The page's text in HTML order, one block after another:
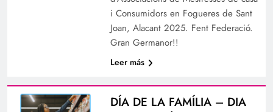
i Consumidors en Fogueres de Sant
Joan, Alacant 2025. Fent Federació.
Gran Germanor!!
Leer más
DÍA DE LA FAMÍLIA – DIA